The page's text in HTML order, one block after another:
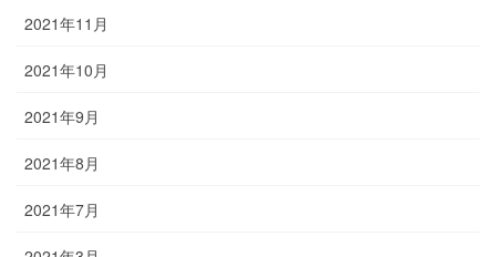
2021年11月
2021年10月
2021年9月
2021年8月
2021年7月